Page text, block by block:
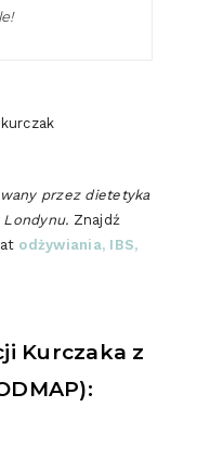
przez dietetyka
Londynu. Znajdź
odżywiania, IBS,
Kurczaka z